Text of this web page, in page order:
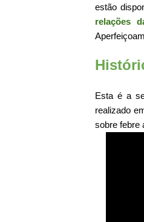
estão
relações
Esta é a
realizado
sobre febre